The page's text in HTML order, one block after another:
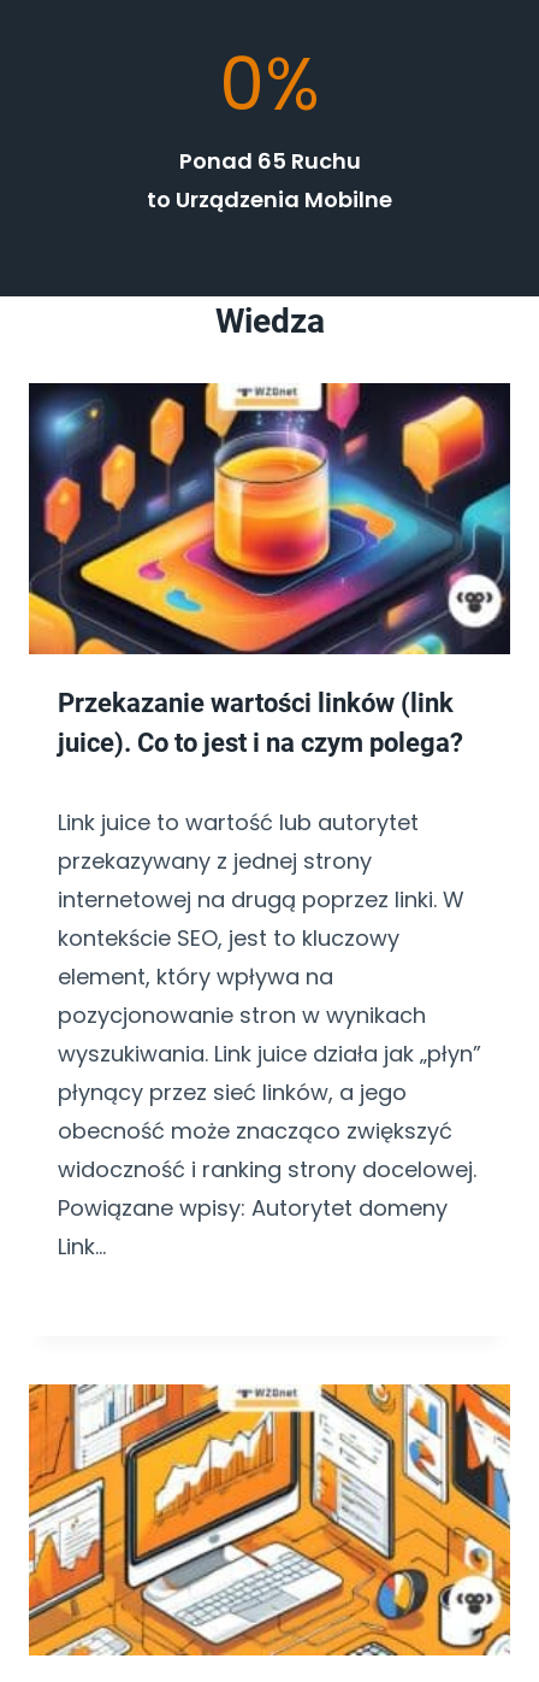
0%
Ponad 65 Ruchu
to Urządzenia Mobilne
Wiedza
Przekazanie wartości linków (link
juice). Co to jest i na czym polega?
Link juice to wartość lub autorytet
przekazywany z jednej strony
internetowej na drugą poprzez linki. W
kontekście SEO, jest to kluczowy
element, który wpływa na
pozycjonowanie stron w wynikach
wyszukiwania. Link juice działa jak „płyn”
płynący przez sieć linków, a jego
obecność może znacząco zwiększyć
widoczność i ranking strony docelowej.
Powiązane wpisy: Autorytet domeny
Link…